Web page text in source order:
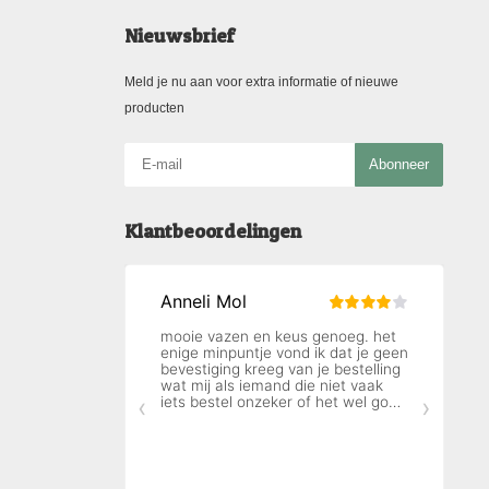
Nieuwsbrief
Meld je nu aan voor extra informatie of nieuwe
producten
Abonneer
Klantbeoordelingen